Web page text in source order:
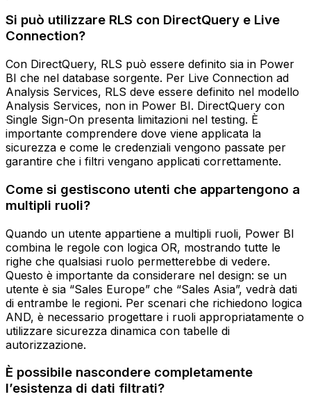
Si può utilizzare RLS con DirectQuery e Live
Connection?
Con DirectQuery, RLS può essere definito sia in Power
BI che nel database sorgente. Per Live Connection ad
Analysis Services, RLS deve essere definito nel modello
Analysis Services, non in Power BI. DirectQuery con
Single Sign-On presenta limitazioni nel testing. È
importante comprendere dove viene applicata la
sicurezza e come le credenziali vengono passate per
garantire che i filtri vengano applicati correttamente.
Come si gestiscono utenti che appartengono a
multipli ruoli?
Quando un utente appartiene a multipli ruoli, Power BI
combina le regole con logica OR, mostrando tutte le
righe che qualsiasi ruolo permetterebbe di vedere.
Questo è importante da considerare nel design: se un
utente è sia “Sales Europe” che “Sales Asia”, vedrà dati
di entrambe le regioni. Per scenari che richiedono logica
AND, è necessario progettare i ruoli appropriatamente o
utilizzare sicurezza dinamica con tabelle di
autorizzazione.
È possibile nascondere completamente
l’esistenza di dati filtrati?